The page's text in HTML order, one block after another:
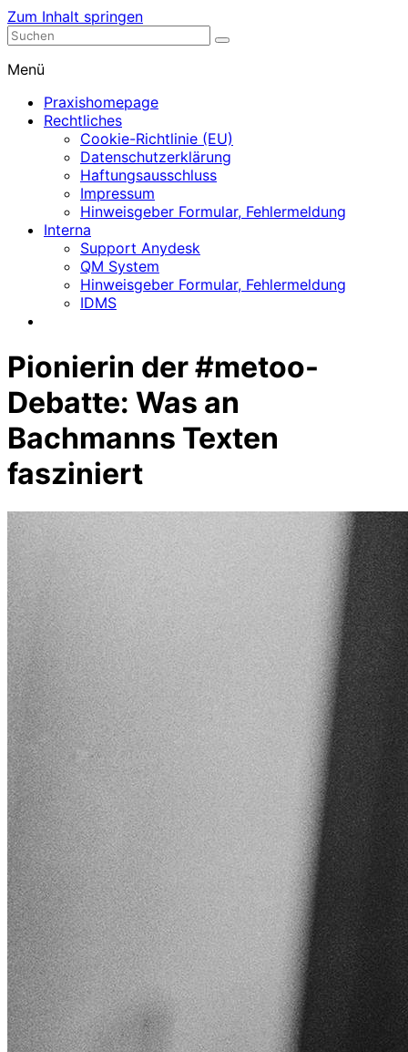
Zum Inhalt springen
Nephrologische Praxis mit Dialyse
Menü
Praxishomepage
Rechtliches
Cookie-Richtlinie (EU)
Datenschutzerklärung
Haftungsausschluss
Impressum
Hinweisgeber Formular, Fehlermeldung
Interna
Support Anydesk
QM System
Hinweisgeber Formular, Fehlermeldung
IDMS
Pionierin der #metoo-
Debatte: Was an
Bachmanns Texten
fasziniert